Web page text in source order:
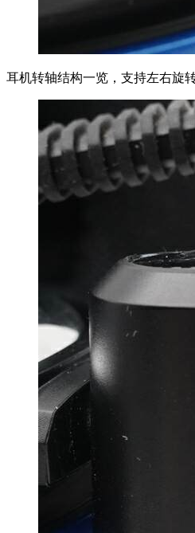
耳机转轴结构一览，支持左右旋